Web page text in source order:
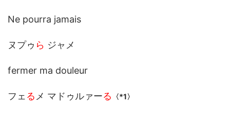
Ne pourra jamais
ヌプゥ ら ジャメ
fermer ma douleur
フェ る メ マドゥルァーる 〈*1〉